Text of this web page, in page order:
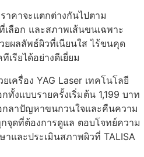
าคาจะแตกต่างกันไปตาม
เลือก และสภาพเส้นขนเฉพาะ
ผลลัพธ์ผิวที่เนียนใส ไร้ขนคุด
รียได้อย่างดีเยี่ยม
เครื่อง YAG Laser เทคโนโลยี
ทั้งแบบรายครั้งเริ่มต้น 1,199 บาท
ลาปัญหาขนกวนใจและคืนความ
จุดที่ต้องการดูแล ตอบโจทย์ความ
และประเมินสภาพผิวที่ TALISA